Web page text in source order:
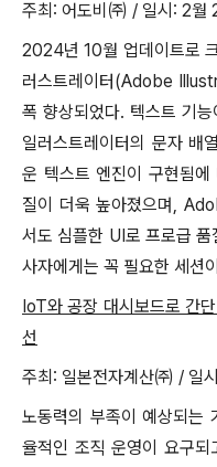
주최: 어도비㈜ / 일시: 2
2024년 10월 업데이트로
러스트레이터(Adobe
폭 향상되었다. 텍스트 기
일러스트레이터의 문자 배
운 텍스트 엔진이 구현됨
질이 더욱 높아졌으며,
서도 심플한 UI로 프로급
사자에게는 꼭 필요한 세션
IoT와 공장 대시보드로 간
선
주최: 일본전자계산㈜ / 일
노동력의 부족이 예상되는
율적인 조직 운영이 요구